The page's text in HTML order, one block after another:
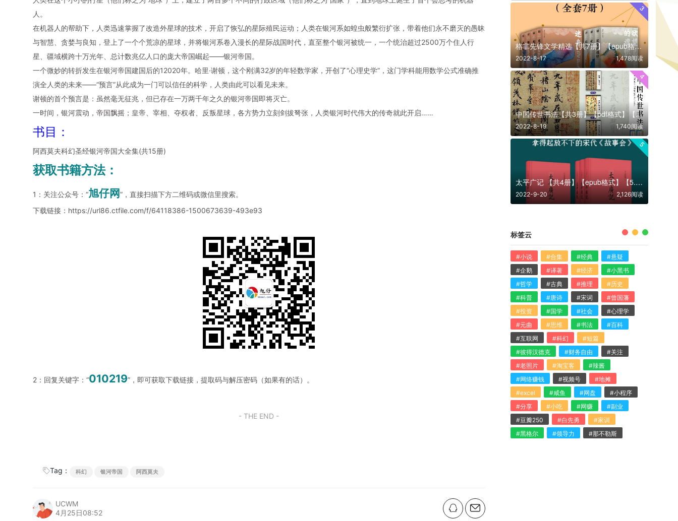
人。
在机器人的帮助下，人类迅速掌握了改造外星球的技术，开启了恢弘的星际殖民运动；人类在银河系如蝗虫般繁衍扩张，带着他们永不磨灭的愚昧
与智慧、贪婪与良知，登上了一个个荒凉的星球，并将银河系卷入漫长的星际战国时代，直至整个银河被统一，一个统治超过2500万个住人行
星、疆域横跨十万光年、总计数兆亿人口的庞大帝国崛起——银河帝国。
一个微妙的转折发生在银河帝国建国后的12020年。哈里·谢顿，这个刚满32岁的年轻数学家，开创了“心理史学”，这门学科能用数学公式准确推
演全人类的未来——“预言”从此成为一门可以信任的科学，人类由此可以看见未来。
谢顿的首个预言是：虽然毫无征兆，但已存在一万两千年之久的银河帝国即将灭亡。
一时间，银河震动，帝国飘摇；皇帝、宰相、夺权者、反叛星球，各方势力立刻剑拔弩张，人类银河时代伟大的传奇就此开启……
书目：
阿西莫夫科幻圣经银河帝国大全集(共15册)
获取书籍方法：
1：关注公众号：“旭仔网”，直接扫描下方二维码或微信里搜索。
下载链接： https://url86.ctfile.com/f/64118386-1500673639-493e93
2：回复关键字：“010219”，即可获取下载链接，提取码与解压密码（如果有的话）。
- THE END -
Tag： 科幻 银河帝国 阿西莫夫
UCWM
4月25日08:52
3
格非先锋文学精选【共7册】【epub格式】【2.2MB】【编号：299261】
2022-8-17 1,478阅读
4
中国传世书法【共3册】【pdf格式】【69MB】【编号：870512】
2022-8-19 1,740阅读
5
太平广记 【共4册】【epub格式】【5.8MB】【编号：378755】
2022-9-20 2,126阅读
标签云
#小说 #合集 #经典
#悬疑
#企鹅
#译著 #经济
#小黑书
#哲学
#古典 #推理
#历史
#科普
#唐诗 #宋词
#曾国藩
#投资
#国学 #社会
#心理学
#元曲
#思维 #书法
#百科
#互联网
#科幻
#短篇
#彼得汉德克
#财务自由
#关注
#老照片
#淘宝客
#辣酱
#网络赚钱
#视频号
#地摊
#excel
#咸鱼 #网盘
#小程序
#分享
#小吃 #网赚
#副业
#豆瓣250
#白先勇
#家训
#黑格尔
#领导力 #那不勒斯